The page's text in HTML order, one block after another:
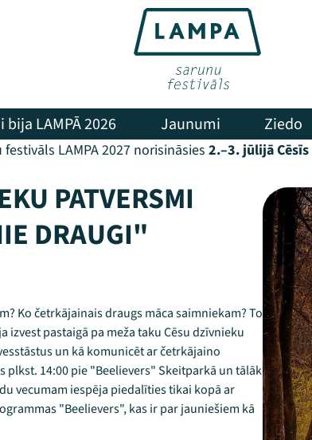
bija LAMPĀ 2026 Jaunumi Ziedo
festivāls LAMPA 2027 norisināsies 2.–3. jūlijā Cēsīs
PATVERSMI
DRAUGI"
Ko četrkājainais draugs māca saimniekam? To
izvest pastaigā pa meža taku Cēsu dzīvnieku
un kā komunicēt ar četrkājaino
plkst. 14:00 pie "Beelievers" Skeitparkā un tālāk
vecumam iespēja piedalīties tikai kopā ar
"Beelievers", kas ir par jauniešiem kā